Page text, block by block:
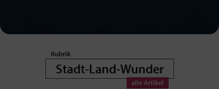
Stadt-Land-Wunder